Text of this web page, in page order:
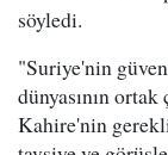
söyledi.
"Suriye'nin
dünyasının
Kahire'nin